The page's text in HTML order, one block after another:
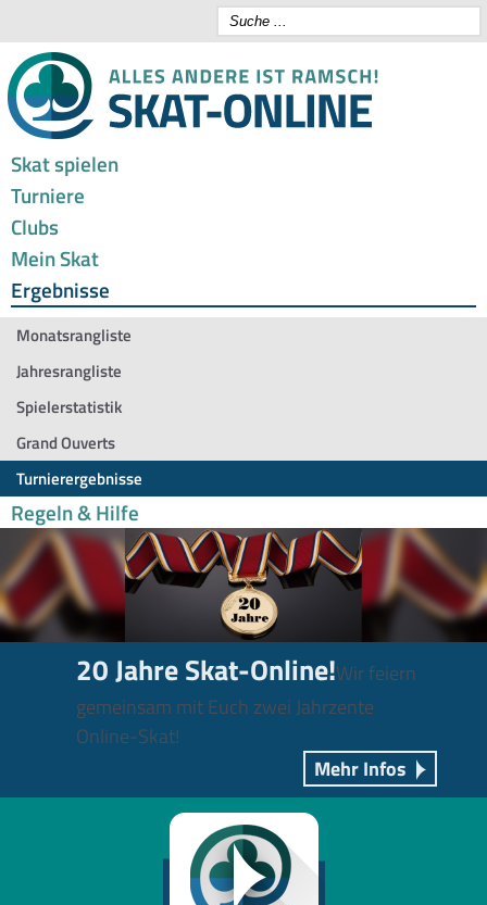
Skat spielen
Turniere
Clubs
Mein Skat
Ergebnisse
Monatsrangliste
Jahresrangliste
Spielerstatistik
Grand Ouverts
Turnierergebnisse
Regeln & Hilfe
20 Jahre Skat-Online!Wir feiern
gemeinsam mit Euch zwei Jahrzente
Online-Skat!
Mehr Infos